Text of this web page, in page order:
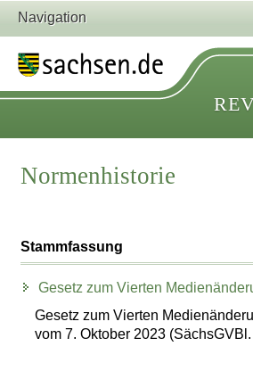
Navigation
Normenhistorie
Stammfassung
Gesetz zum Vierten
Gesetz zum Vierten
vom 7. Oktober 2023